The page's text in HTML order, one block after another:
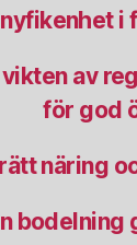
i
av
för god
näring